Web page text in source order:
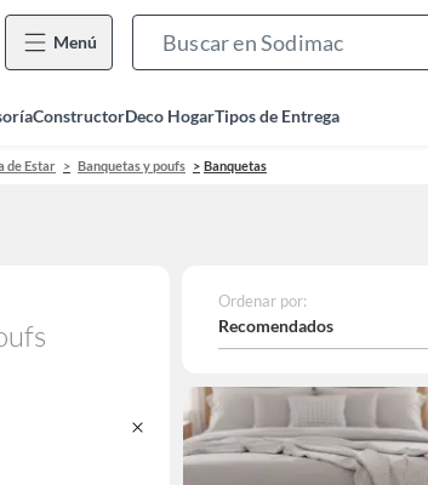
Menú
ConstructorDeco HogarTipos de Entrega
de Estar Banquetas y poufs Banquetas
Ordenar por:
Recomendados